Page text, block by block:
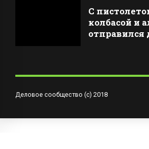
С
колбасой и
отправился
Деловое сообщество (с) 2018